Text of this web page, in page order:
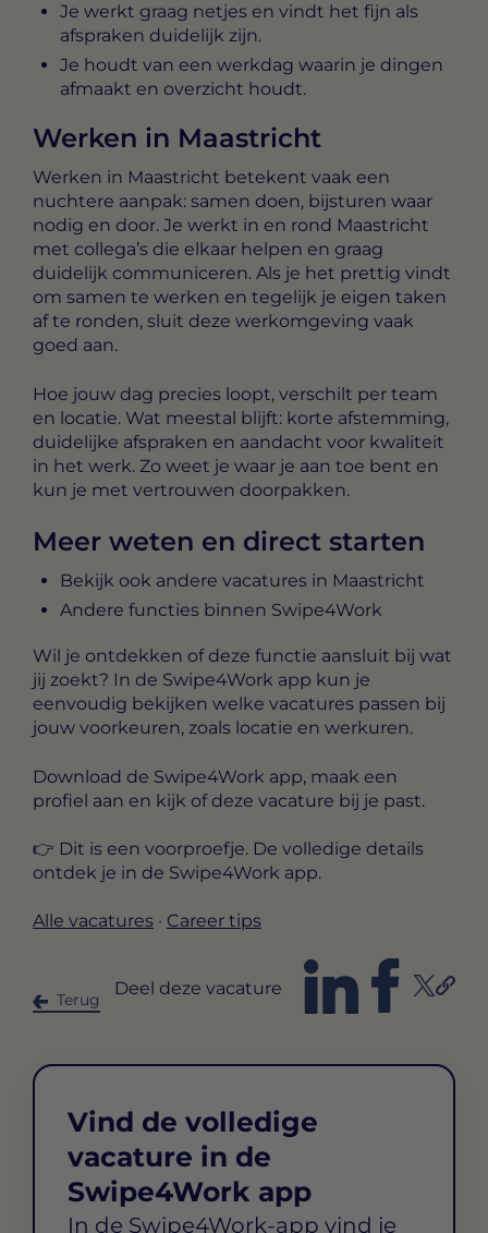
Je werkt graag netjes en vindt het fijn als
afspraken duidelijk zijn.
Je houdt van een werkdag waarin je dingen
afmaakt en overzicht houdt.
Werken in Maastricht
Werken in Maastricht betekent vaak een
nuchtere aanpak: samen doen, bijsturen waar
nodig en door. Je werkt in en rond Maastricht
met collega’s die elkaar helpen en graag
duidelijk communiceren. Als je het prettig vindt
om samen te werken en tegelijk je eigen taken
af te ronden, sluit deze werkomgeving vaak
goed aan.
Hoe jouw dag precies loopt, verschilt per team
en locatie. Wat meestal blijft: korte afstemming,
duidelijke afspraken en aandacht voor kwaliteit
in het werk. Zo weet je waar je aan toe bent en
kun je met vertrouwen doorpakken.
Meer weten en direct starten
Bekijk ook andere vacatures in Maastricht
Andere functies binnen Swipe4Work
Wil je ontdekken of deze functie aansluit bij wat
jij zoekt? In de Swipe4Work app kun je
eenvoudig bekijken welke vacatures passen bij
jouw voorkeuren, zoals locatie en werkuren.
Download de Swipe4Work app, maak een
profiel aan en kijk of deze vacature bij je past.
👉 Dit is een voorproefje. De volledige details
ontdek je in de Swipe4Work app.
Alle vacatures · Career tips
Terug
Deel deze vacature
Vind de volledige
vacature in de
Swipe4Work app
In de Swipe4Work-app vind je